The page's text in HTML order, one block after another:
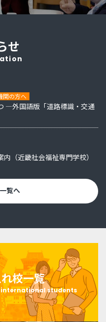
せ
関の方へ
―外国語版「道路標識・交通
（近畿社会福祉専門学校）
覧へ
校一覧
students